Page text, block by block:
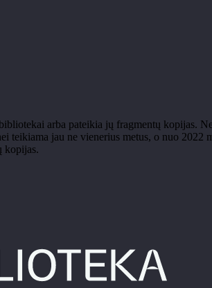
arba pateikia jų fragmentų kopijas.
jau ne vienerius metus, o nuo 2022
kopijas.